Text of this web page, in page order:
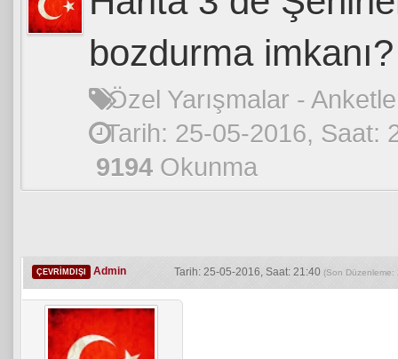
bozdurma imkanı?
Özel Yarışmalar -
Tarih: 25-05-2016, Saat:
9194 Okunma
ÇEVRIMDIŞI Admin Tarih: 25-05-2016, Saat: 21:40 (Son